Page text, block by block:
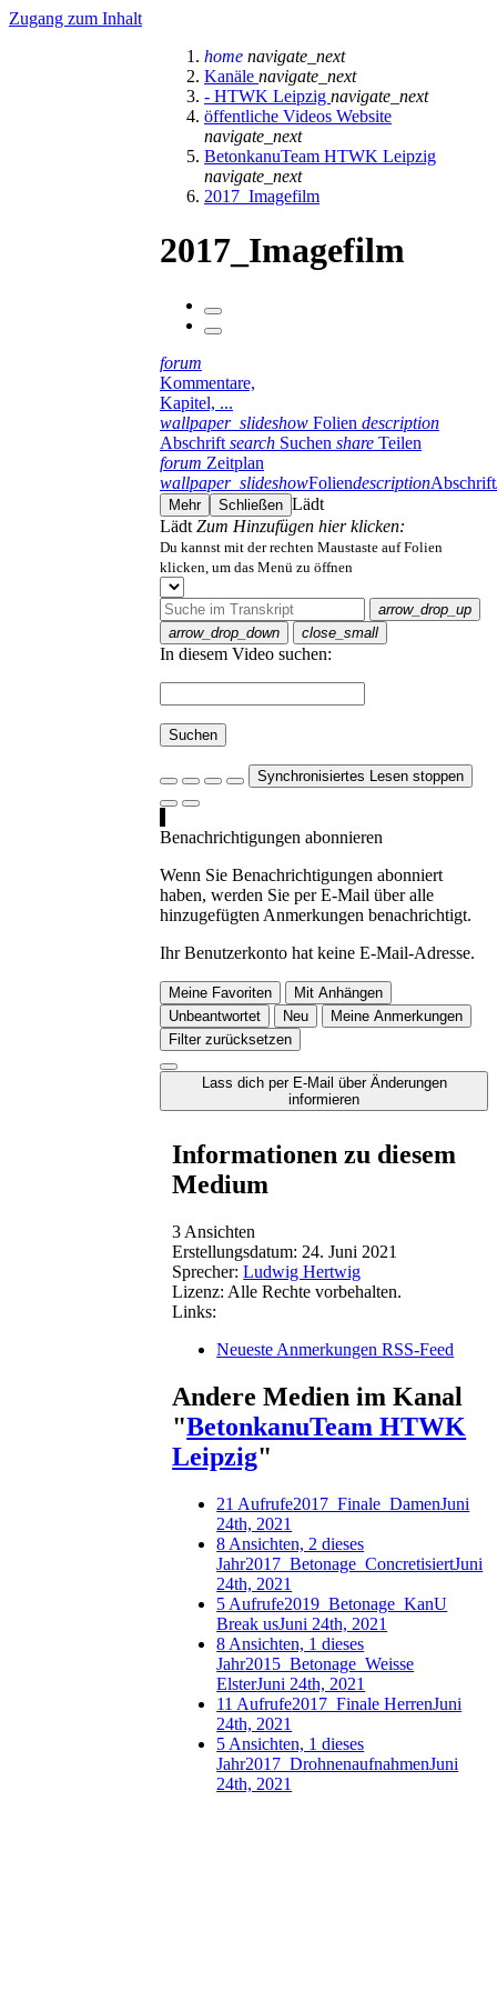
Zugang zum Inhalt
home navigate_next
Kanäle navigate_next
- HTWK Leipzig navigate_next
öffentliche Videos Website
navigate_next
BetonkanuTeam HTWK Leipzig
navigate_next
2017_Imagefilm
2017_Imagefilm
forum
Kommentare,
Kapitel, ...
wallpaper_slideshow Folien description
Abschrift search Suchen share Teilen
forum Zeitplan
wallpaper_slideshowFoliendescriptionAbschrift
Mehr Schließen Lädt
Lädt Zum Hinzufügen hier klicken:
Du kannst mit der rechten Maustaste auf Folien
klicken, um das Menü zu öffnen
arrow_drop_up
arrow_drop_down
close_small
In diesem Video suchen:
Suchen
Synchronisiertes Lesen stoppen
Benachrichtigungen abonnieren
Wenn Sie Benachrichtigungen abonniert
haben, werden Sie per E-Mail über alle
hinzugefügten Anmerkungen benachrichtigt.
Ihr Benutzerkonto hat keine E-Mail-Adresse.
Meine Favoriten
Mit Anhängen
Unbeantwortet
Neu
Meine Anmerkungen
Filter zurücksetzen
Lass dich per E-Mail über Änderungen
informieren
Informationen zu diesem
Medium
3 Ansichten
Erstellungsdatum: 24. Juni 2021
Sprecher: Ludwig Hertwig
Lizenz: Alle Rechte vorbehalten.
Links:
Neueste Anmerkungen RSS-Feed
Andere Medien im Kanal
"BetonkanuTeam HTWK
Leipzig"
21 Aufrufe2017_Finale_DamenJuni
24th, 2021
8 Ansichten, 2 dieses
Jahr2017_Betonage_ConcretisiertJuni
24th, 2021
5 Aufrufe2019_Betonage_KanU
Break usJuni 24th, 2021
8 Ansichten, 1 dieses
Jahr2015_Betonage_Weisse
ElsterJuni 24th, 2021
11 Aufrufe2017_Finale HerrenJuni
24th, 2021
5 Ansichten, 1 dieses
Jahr2017_DrohnenaufnahmenJuni
24th, 2021